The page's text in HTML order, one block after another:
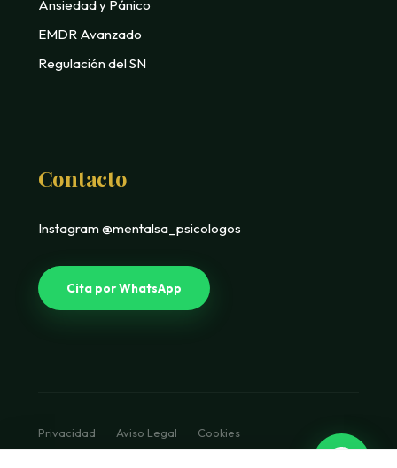
Ansiedad y Pánico
EMDR Avanzado
Regulación del SN
Contacto
Instagram @mentalsa_psicologos
Cita por WhatsApp
Privacidad Aviso Legal
Cookies
© 2026 Mentalsa. Diseño Luxury Clinical.